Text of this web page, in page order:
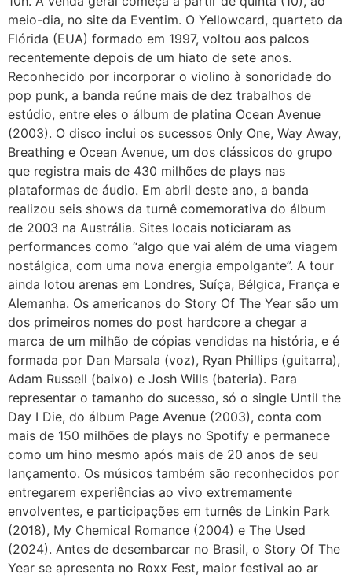
meio-dia, no site da Eventim. O Yellowcard, quarteto da
Flórida (EUA) formado em 1997, voltou aos palcos
recentemente depois de um hiato de sete anos.
Reconhecido por incorporar o violino à sonoridade do
pop punk, a banda reúne mais de dez trabalhos de
estúdio, entre eles o álbum de platina Ocean Avenue
(2003). O disco inclui os sucessos Only One, Way Away,
Breathing e Ocean Avenue, um dos clássicos do grupo
que registra mais de 430 milhões de plays nas
plataformas de áudio. Em abril deste ano, a banda
realizou seis shows da turnê comemorativa do álbum
de 2003 na Austrália. Sites locais noticiaram as
performances como “algo que vai além de uma viagem
nostálgica, com uma nova energia empolgante”. A tour
ainda lotou arenas em Londres, Suíça, Bélgica, França e
Alemanha. Os americanos do Story Of The Year são um
dos primeiros nomes do post hardcore a chegar a
marca de um milhão de cópias vendidas na história, e é
formada por Dan Marsala (voz), Ryan Phillips (guitarra),
Adam Russell (baixo) e Josh Wills (bateria). Para
representar o tamanho do sucesso, só o single Until the
Day I Die, do álbum Page Avenue (2003), conta com
mais de 150 milhões de plays no Spotify e permanece
como um hino mesmo após mais de 20 anos de seu
lançamento. Os músicos também são reconhecidos por
entregarem experiências ao vivo extremamente
envolventes, e participações em turnês de Linkin Park
(2018), My Chemical Romance (2004) e The Used
(2024). Antes de desembarcar no Brasil, o Story Of The
Year se apresenta no Roxx Fest, maior festival ao ar